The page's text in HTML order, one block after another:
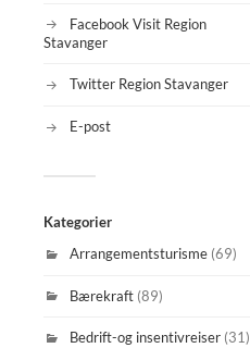
Facebook Visit Region
Stavanger
Twitter Region Stavanger
E-post
Kategorier
Arrangementsturisme (69)
Bærekraft (89)
Bedrift-og insentivreiser (31)